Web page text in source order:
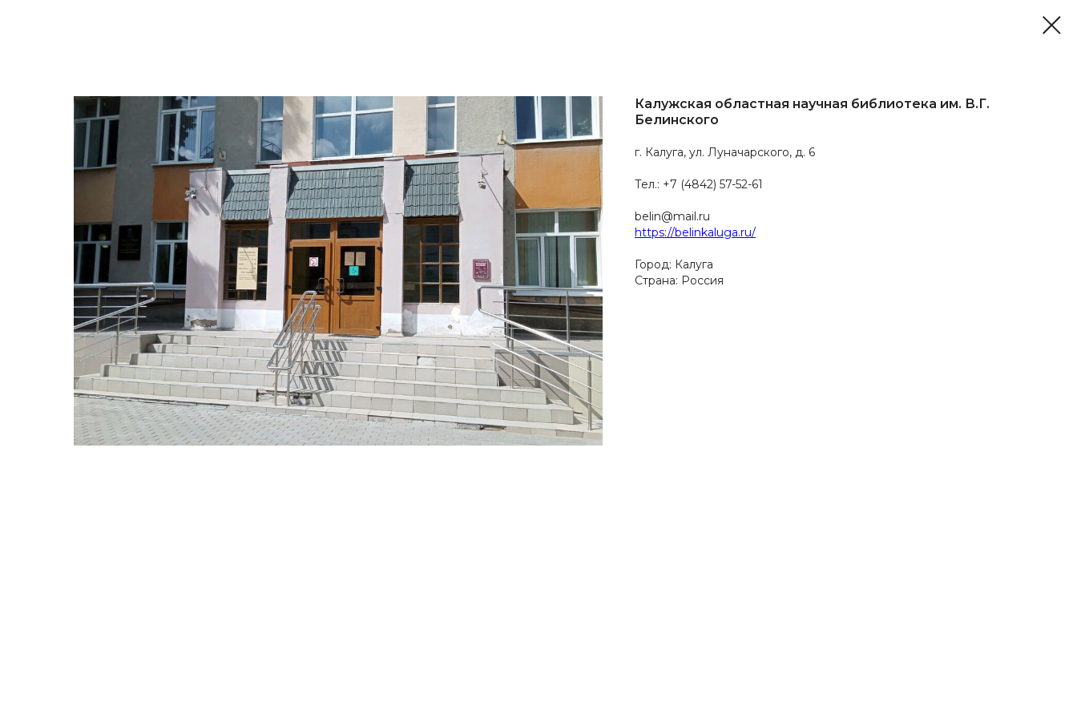
Калужская областная научная библиотека им. В.Г.
Белинского
г. Калуга, ул. Луначарского, д. 6
Тел.: +7 (4842) 57-52-61
belin@mail.ru
https://belinkaluga.ru/
Город: Калуга
Страна: Россия